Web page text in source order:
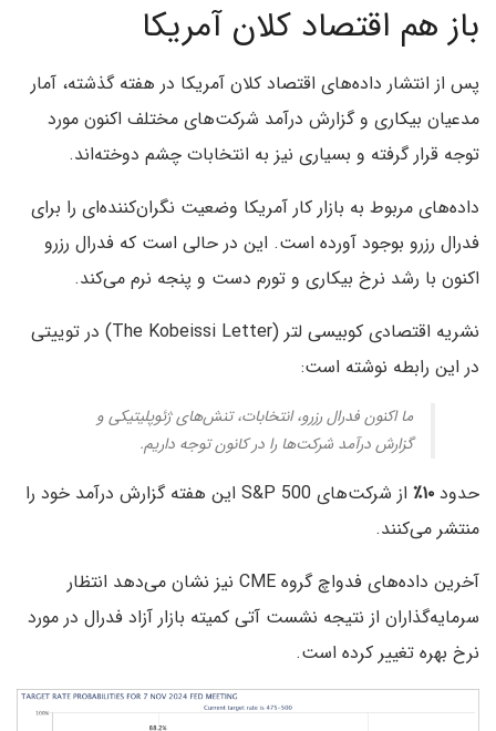
باز هم اقتصاد کلان آمریکا
پس از انتشار داده‌های اقتصاد کلان آمریکا در هفته گذشته، آمار
مدعیان بیکاری و گزارش درآمد شرکت‌های مختلف اکنون مورد
توجه قرار گرفته و بسیاری نیز به انتخابات چشم دوخته‌اند.
داده‌های مربوط به بازار کار آمریکا وضعیت نگران‌کننده‌ای را برای
فدرال رزرو بوجود آورده است. این در حالی است که فدرال رزرو
اکنون با رشد نرخ بیکاری و تورم دست و پنجه نرم می‌کند.
نشریه اقتصادی کوبیسی لتر (The Kobeissi Letter) در توییتی
در این رابطه نوشته است:
ما اکنون فدرال رزرو، انتخابات، تنش‌های ژئوپلیتیکی و
گزارش درآمد شرکت‌ها را در کانون توجه داریم.
حدود ۱۰٪
از شرکت‌های S&P 500 این هفته گزارش درآمد خود را
منتشر می‌کنند.
آخرین داده‌های فدواچ گروه CME نیز نشان می‌دهد انتظار
سرمایه‌گذاران از نتیجه نشست آتی کمیته بازار آزاد فدرال در مورد
نرخ بهره تغییر کرده است.